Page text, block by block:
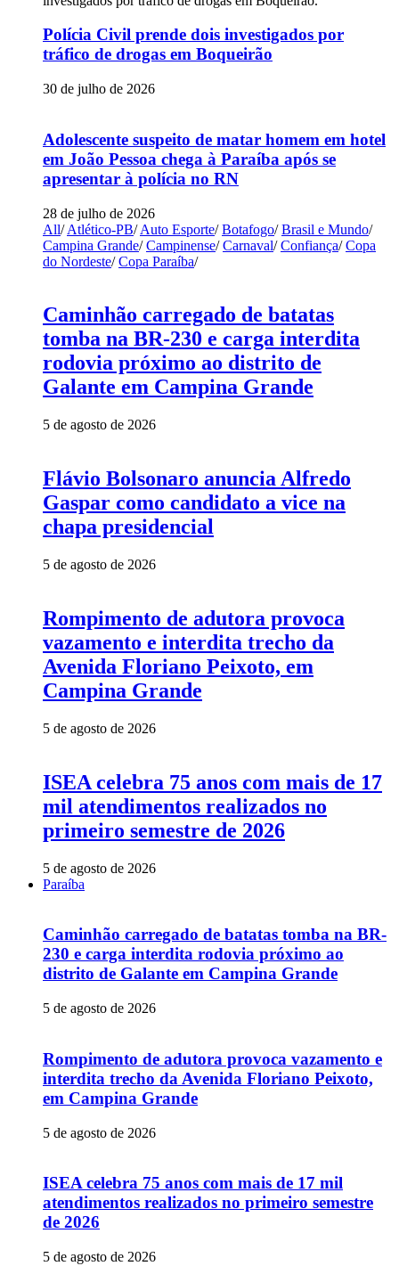
Polícia Civil prende dois investigados por
tráfico de drogas em Boqueirão
30 de julho de 2026
Adolescente suspeito de matar homem em hotel
em João Pessoa chega à Paraíba após se
apresentar à polícia no RN
28 de julho de 2026
All/ Atlético-PB/ Auto Esporte/ Botafogo/ Brasil e Mundo/
Campina Grande/ Campinense/ Carnaval/ Confiança/ Copa
do Nordeste/ Copa Paraíba/
Caminhão carregado de batatas
tomba na BR-230 e carga interdita
rodovia próximo ao distrito de
Galante em Campina Grande
5 de agosto de 2026
Flávio Bolsonaro anuncia Alfredo
Gaspar como candidato a vice na
chapa presidencial
5 de agosto de 2026
Rompimento de adutora provoca
vazamento e interdita trecho da
Avenida Floriano Peixoto, em
Campina Grande
5 de agosto de 2026
ISEA celebra 75 anos com mais de 17
mil atendimentos realizados no
primeiro semestre de 2026
5 de agosto de 2026
Paraíba
Caminhão carregado de batatas tomba na BR-
230 e carga interdita rodovia próximo ao
distrito de Galante em Campina Grande
5 de agosto de 2026
Rompimento de adutora provoca vazamento e
interdita trecho da Avenida Floriano Peixoto,
em Campina Grande
5 de agosto de 2026
ISEA celebra 75 anos com mais de 17 mil
atendimentos realizados no primeiro semestre
de 2026
5 de agosto de 2026